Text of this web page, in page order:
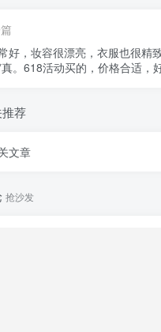
好，妆容很漂亮，衣服也很精
。618活动买的，价格合适，好
荐
文章
抢沙发